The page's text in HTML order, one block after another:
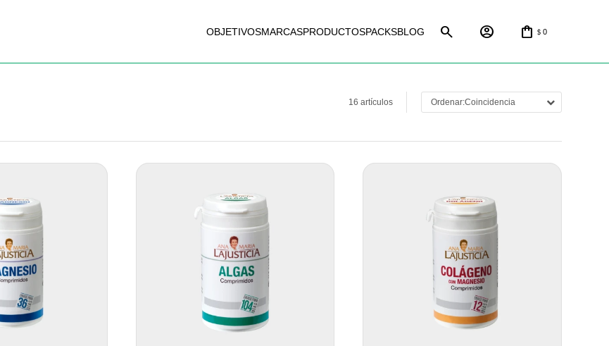
OBJETIVOSMARCASPRODUCTOSPACKSBLOG $ 0
16 artículos Coincidencia